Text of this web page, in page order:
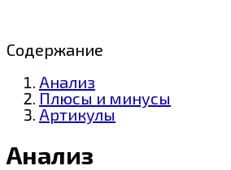
Содержание
Анализ
Плюсы и минусы
Артикулы
Анализ